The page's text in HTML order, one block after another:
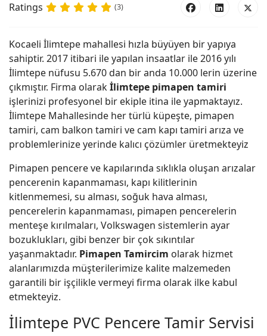
Ratings (3)
Kocaeli İlimtepe mahallesi hızla büyüyen bir yapıya
sahiptir. 2017 itibari ile yapılan insaatlar ile 2016 yılı
İlimtepe nüfusu 5.670 dan bir anda 10.000 lerin üzerine
çıkmıştır. Firma olarakİlimtepe pimapen tamiri
işlerinizi profesyonel bir ekiple itina ile yapmaktayız.
İlimtepe Mahallesinde her türlü küpeşte, pimapen
tamiri, cam balkon tamiri ve cam kapı tamiri arıza ve
problemlerinize yerinde kalıcı çözümler üretmekteyiz
Pimapen pencere ve kapılarında sıklıkla oluşan arızalar
pencerenin kapanmaması, kapı kilitlerinin
kitlenmemesi, su alması, soğuk hava alması,
pencerelerin kapanmaması, pimapen pencerelerin
menteşe kırılmaları, Volkswagen sistemlerin ayar
bozuklukları, gibi benzer bir çok sıkıntılar
yaşanmaktadır. Pimapen Tamircim olarak hizmet
alanlarımızda müşterilerimize kalite malzemeden
garantili bir işçilikle vermeyi firma olarak ilke kabul
etmekteyiz.
İlimtepe PVC Pencere Tamir Servisi